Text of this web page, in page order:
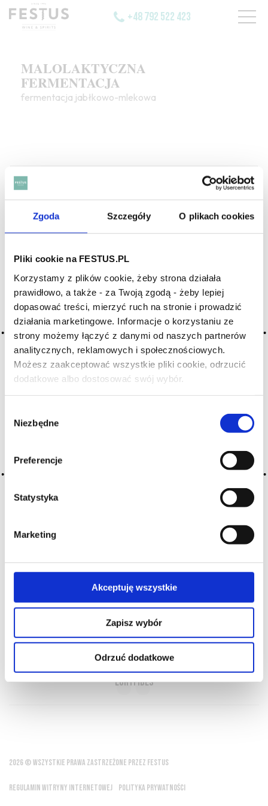
Zgoda Szczegóły O plikach cookies
Pliki cookie na FESTUS.PL
Korzystamy z plików cookie, żeby strona działała
prawidłowo, a także - za Twoją zgodą - żeby lepiej
dopasować treści, mierzyć ruch na stronie i prowadzić
działania marketingowe. Informacje o korzystaniu ze
strony możemy łączyć z danymi od naszych partnerów
analitycznych, reklamowych i społecznościowych.
Możesz zaakceptować wszystkie pliki cookie, odrzucić
dodatkowe albo dostosować swój wybór.
zgody
Niezbędne
Preferencje
Statystyka
Marketing
Akceptuję wszystkie
Zapisz wybór
Odrzuć dodatkowe
Czy masz ukończone 18 lat?
+48 792 522 423
MALOLAKTYCZNA
FERMENTACJA
fermentacja jabłkowo-mlekowa
SZUKAJ W SŁOWNIKU
WYBIERZ LITERĘ ALFABETU PONIŻEJ:
A B C-Ć D E F G
H I J K L-Ł M N
O-Ó P Q R S-Ś T
U V W X-Y
Z-Ź-Ż
Cały czas pracujemy nad wprowadzaniem do
słownika nowych haseł. Jeśli jakis termin stwarza
-proszę nas o tym poinformować
BLOG
PRZEWODNIK
SŁOWNIK
Gdzie braknie wina, znika i miłość a także
wszystko co miłe człowiekowi
Eurypides
2026 © WSZYSTKIE PRAWA ZASTRZEŻONE PRZEZ FESTUS
REGULAMIN WITRYNY INTERNETOWEJ POLITYKA PRYWATNOŚCI